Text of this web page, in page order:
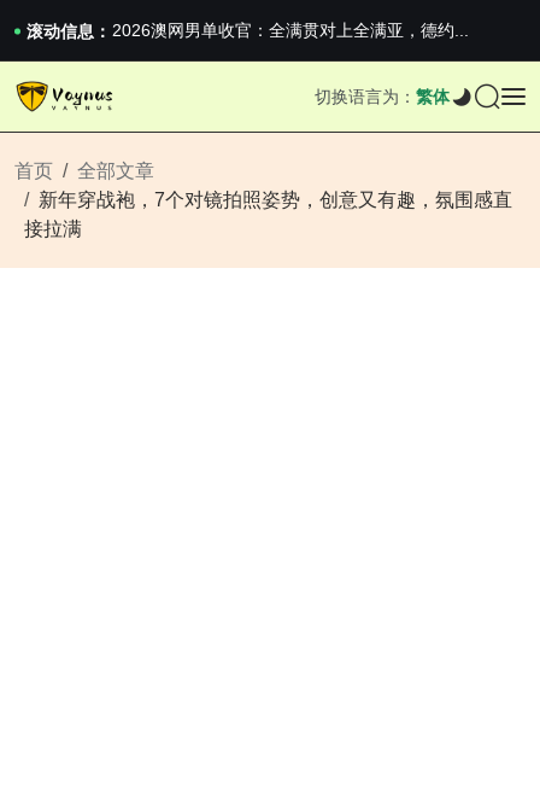
滚动信息： 2026澳网男单收官：全满贯对上全满亚，德约...
《巅峰守卫 Highguard》正式上线，官...
iPhone 16e 发布，苹果你不要太离谱
2026澳网男单收官：全满贯对上全满亚，德约...
iPhone 16e 发布，苹果你不要太离谱
切换语言为： 繁体
首页
全部文章
新年穿战袍，7个对镜拍照姿势，创意又有趣，氛围感直
接拉满